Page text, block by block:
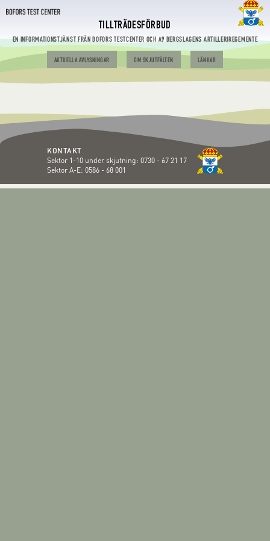
TILLTRÄDESFÖRBUD
EN INFORMATIONSTJÄNST FRÅN BOFORS TESTCENTER OCH A9 BERGSLAGENS ARTILLERIREGEMENTE
AKTUELLA AVLYSNINGAR OM SKJUTFÄLTEN LÄNKAR
KONTAKT
Sektor 1-10 under skjutning: 0730 - 67 21 17
Sektor A-E: 0586 - 68 001